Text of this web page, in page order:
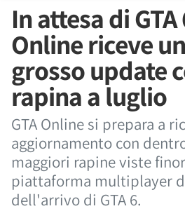
In attesa di GTA
Online riceve un
grosso update
rapina a luglio
GTA Online si prepara a
aggiornamento con
maggiori rapine viste
piattaforma multiplayer
dell'arrivo di GTA 6.